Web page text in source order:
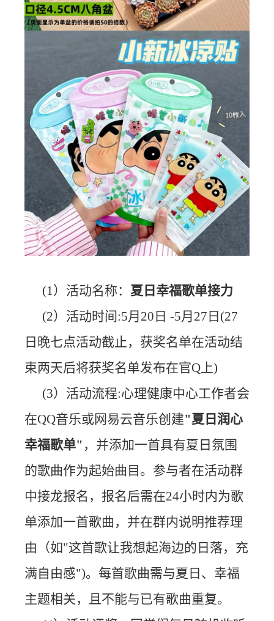
(1）活动名称： 夏日幸福歌单接力
(2）活动时间:5月20日 -5月27日(27
日晚七点活动截止，获奖名单在活动结
束两天后将获奖名单发布在官Q上)
(3）活动流程:心理健康中心工作者会
在QQ音乐或网易云音乐创建"夏日润心
幸福歌单" ，并添加一首具有夏日氛围
的歌曲作为起始曲目。参与者在活动群
中接龙报名，报名后需在24小时内为歌
单添加一首歌曲，并在群内说明推荐理
由（如"这首歌让我想起海边的日落，充
满自由感")。每首歌曲需与夏日、幸福
主题相关，且不能与已有歌曲重复。